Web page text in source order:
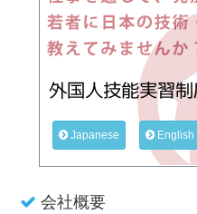
English
Japanese
会社概要